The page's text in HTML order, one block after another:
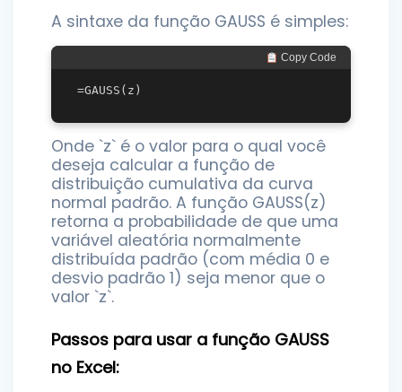
A sintaxe da função GAUSS é simples:
Copy Code
Onde `z` é o valor para o qual você
deseja calcular a função de
distribuição cumulativa da curva
normal padrão. A função GAUSS(z)
retorna a probabilidade de que uma
variável aleatória normalmente
distribuída padrão (com média 0 e
desvio padrão 1) seja menor que o
valor `z`.
Passos para usar a função GAUSS
no Excel: